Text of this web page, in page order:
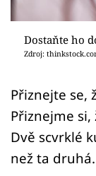
Sledujte
Přihlášení
Sledujte nás
Dostaňte ho
Zdroj:
Přiznejte se,
Přiznejme
Dvě scvrklé
než ta